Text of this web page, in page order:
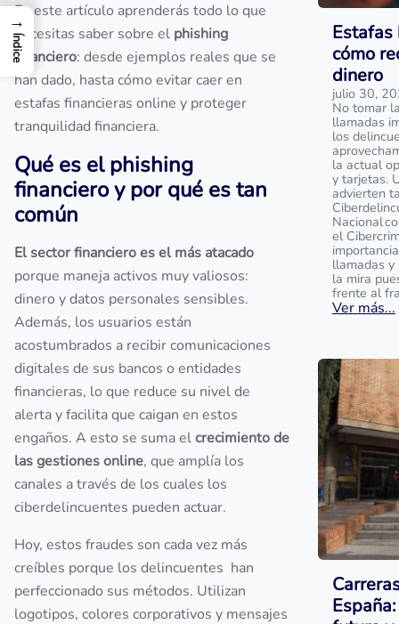
En este artículo aprenderás todo lo que
necesitas saber sobre el phishing
financiero: desde ejemplos reales que se
han dado, hasta cómo evitar caer en
estafas financieras online y proteger
tranquilidad financiera.
Qué es el phishing
financiero y por qué es tan
común
El sector financiero es el más atacado
porque maneja activos muy valiosos:
dinero y datos personales sensibles.
Además, los usuarios están
acostumbrados a recibir comunicaciones
digitales de sus bancos o entidades
financieras, lo que reduce su nivel de
alerta y facilita que caigan en estos
engaños. A esto se suma elcrecimiento de
las gestiones online, que amplía los
canales a través de los cuales los
ciberdelincuentes pueden actuar.
Hoy, estos fraudes son cada vez más
creíbles porque los delincuentes han
perfeccionado sus métodos. Utilizan
logotipos, colores corporativos y mensajes
Estafas
cómo
dinero
julio 30,
No tomar
llamadas
los
la actual
y tarjetas.
advierten
Nacional
el
llamadas y
la mira
frente al
Ver más...
→
Índice